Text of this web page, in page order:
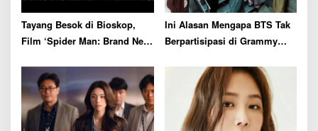
Tayang Besok di Bioskop,
Film ‘Spider Man: Brand New
Office
Ini Alasan Mengapa BTS Tak
Berpartisipasi di Grammy